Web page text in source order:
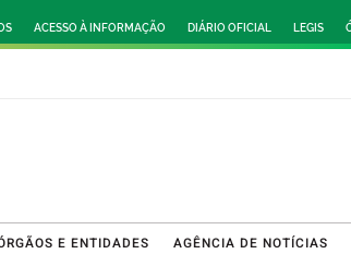
ACESSO À INFORMAÇÃO DIÁRIO OFICIAL LEGIS
E ENTIDADES AGÊNCIA DE NOTÍCIAS